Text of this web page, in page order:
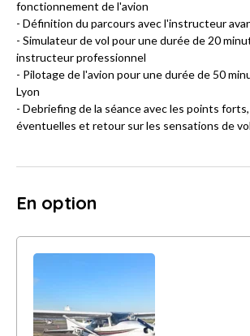
fonctionnement de l'avion
- Définition du parcours avec l'instructeur
- Simulateur de vol pour une durée de 20
instructeur professionnel
- Pilotage de l'avion pour une durée de 50
Lyon
- Debriefing de la séance avec les points
éventuelles et retour sur les sensations de
En option